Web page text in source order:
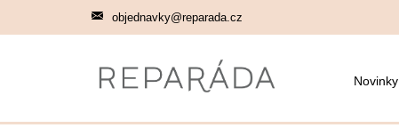
objednavky@reparada.cz
Novinky